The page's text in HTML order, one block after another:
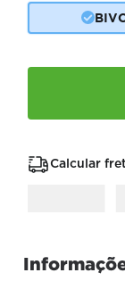
Calcular